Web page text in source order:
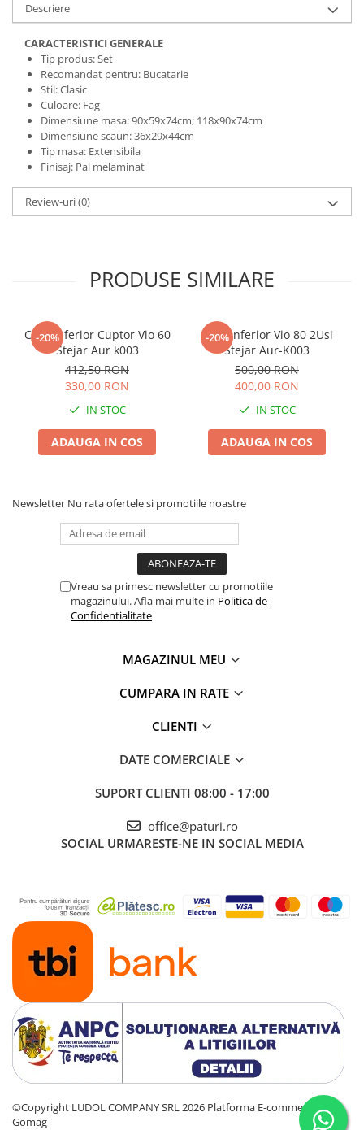
Descriere
CARACTERISTICI GENERALE
Tip produs: Set
Recomandat pentru: Bucatarie
Stil: Clasic
Culoare: Fag
Dimensiune masa: 90x59x74cm; 118x90x74cm
Dimensiune scaun: 36x29x44cm
Tip masa: Extensibila
Finisaj: Pal melaminat
Review-uri(0)
PRODUSE SIMILARE
-20%
Corp Inferior Cuptor Vio 60
Stejar Aur k003
412,50 RON
330,00 RON
IN STOC
ADAUGA IN COS
-20%
Corp Inferior Vio 80 2Usi
Stejar Aur-K003
500,00 RON
400,00 RON
IN STOC
ADAUGA IN COS
Newsletter Nu rata ofertele si promotiile noastre
Vreau sa primesc newsletter cu promotiile
magazinului. Afla mai multe in Politica de
Confidentialitate
MAGAZINUL MEU
CUMPARA IN RATE
CLIENTI
DATE COMERCIALE
SUPORT CLIENTI 08:00 - 17:00
office@paturi.ro
SOCIAL URMARESTE-NE IN SOCIAL MEDIA
©Copyright LUDOL COMPANY SRL 2026 Platforma E-commerce by
Gomag